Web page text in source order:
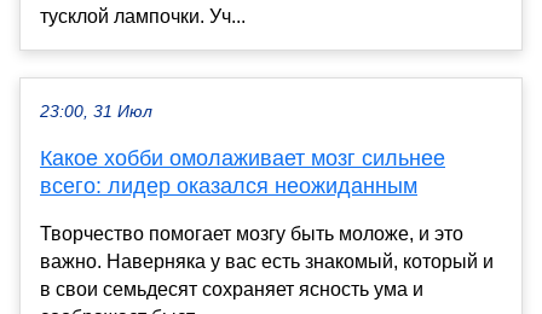
тусклой лампочки. Уч...
23:00, 31 Июл
Какое хобби омолаживает мозг сильнее
всего: лидер оказался неожиданным
Творчество помогает мозгу быть моложе, и это
важно. Наверняка у вас есть знакомый, который и
в свои семьдесят сохраняет ясность ума и